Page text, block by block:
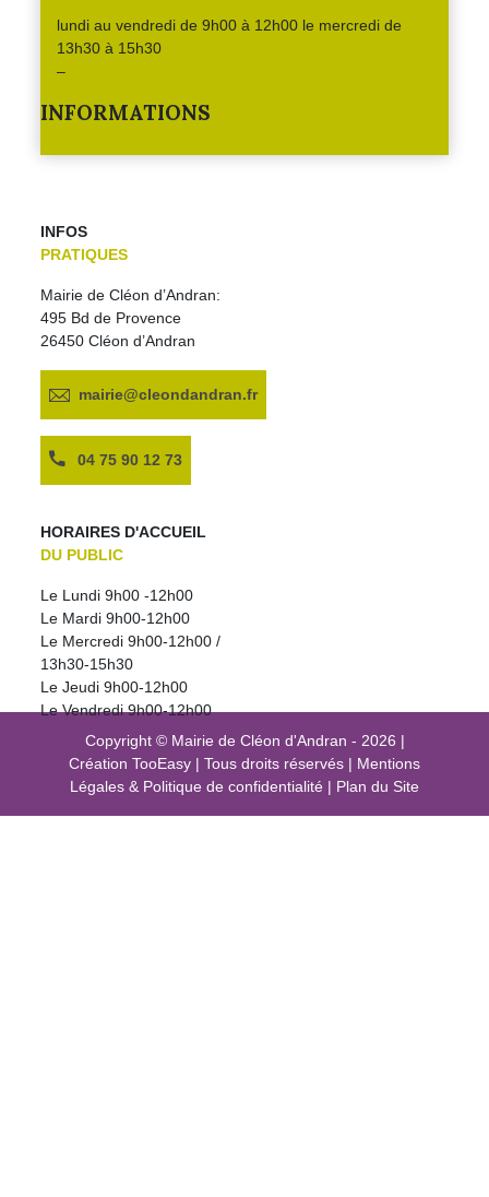
lundi au vendredi de 9h00 à 12h00 le mercredi de
13h30 à 15h30
–
INFORMATIONS
INFOS
PRATIQUES
Mairie de Cléon d’Andran:
495 Bd de Provence
26450 Cléon d’Andran
mairie@cleondandran.fr
04 75 90 12 73
HORAIRES D'ACCUEIL
DU PUBLIC
Le Lundi 9h00 -12h00
Le Mardi 9h00-12h00
Le Mercredi 9h00-12h00 /
13h30-15h30
Le Jeudi 9h00-12h00
Le Vendredi 9h00-12h00
Copyright © Mairie de Cléon d'Andran - 2026 |
Création TooEasy | Tous droits réservés | Mentions
Légales & Politique de confidentialité | Plan du Site